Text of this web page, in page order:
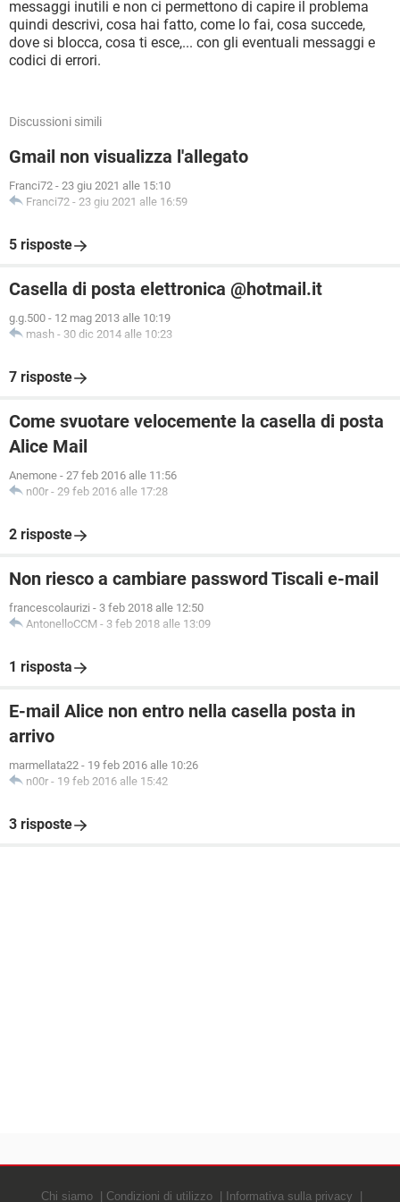
messaggi inutili e non ci permettono di capire il problema
quindi descrivi, cosa hai fatto, come lo fai, cosa succede,
dove si blocca, cosa ti esce,... con gli eventuali messaggi e
codici di errori.
Discussioni simili
Gmail non visualizza l'allegato
Franci72 - 23 giu 2021 alle 15:10
Franci72 - 23 giu 2021 alle 16:59
5 risposte
Casella di posta elettronica @hotmail.it
g.g.500 - 12 mag 2013 alle 10:19
mash - 30 dic 2014 alle 10:23
7 risposte
Come svuotare velocemente la casella di posta
Alice Mail
Anemone - 27 feb 2016 alle 11:56
n00r - 29 feb 2016 alle 17:28
2 risposte
Non riesco a cambiare password Tiscali e-mail
francescolaurizi - 3 feb 2018 alle 12:50
AntonelloCCM - 3 feb 2018 alle 13:09
1 risposta
E-mail Alice non entro nella casella posta in
arrivo
marmellata22 - 19 feb 2016 alle 10:26
n00r - 19 feb 2016 alle 15:42
3 risposte
Chi siamo Condizioni di utilizzo Informativa sulla privacy